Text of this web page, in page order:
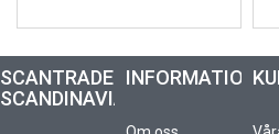
SCANTRADE
SCANDINAVIA
INFORMATION